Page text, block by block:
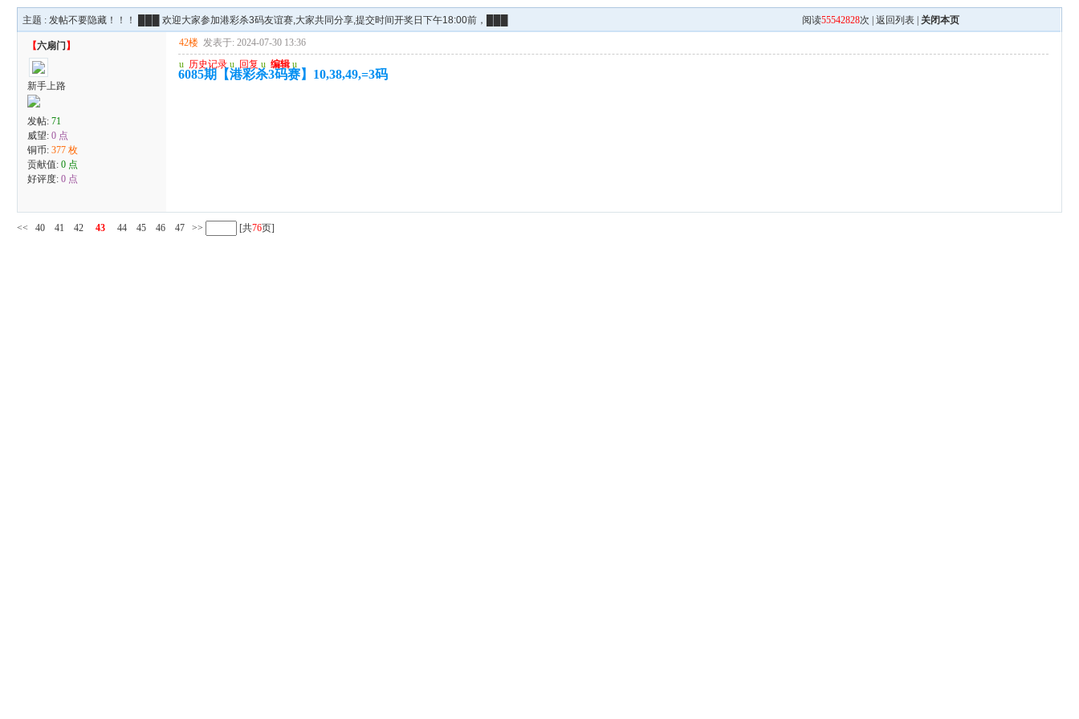
主题 :发帖不要隐藏！！！ ███ 欢迎大家参加港彩杀3码友谊赛,大家共同分享,提交时间开奖日下午18:00前，███ 阅读55542828次 |返回列表 关闭本页
【六扇门 】
新手上路
发帖:71
威望:0 点
铜币:377 枚
贡献值:0 点
好评度:0 点
42楼 发表于: 2024-07-30 13:36
u 历史记录 u 回复 u 编辑 u
6085期【港彩杀3码赛】10,38,49,=3码
<< 40 41 42 43 44 45 46 47 >> [共76页]